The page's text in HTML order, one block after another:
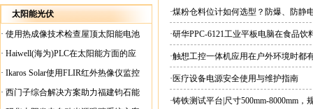
太阳能光伏
· 使用热成像技术检查屋顶太阳能电池
板
· Haiwell(海为)PLC在太阳能方面的应
用
· Ikaros Solar使用FLIR红外热像仪监控
已装太阳能电池板
· 西门子综合解决方案助力福建钧石能
·煤粉仓料位计如何选型？防爆、防静
·研华PPC-6121工业平板电脑在食品
·触想工控一体机应用在户外环境时都
·医疗设备电源安全使用与维护指南
·铸铁测试平台|尺寸500mm-8000mm，